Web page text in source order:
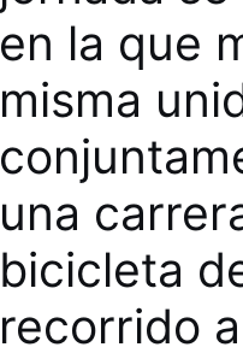
en la que
misma
una
bicicleta
recorrido